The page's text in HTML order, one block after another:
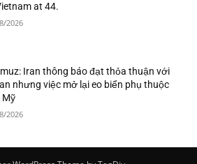
at 44.
2026
Iran thông báo đạt thỏa thuận với
nhưng việc mở lại eo biển phụ thuộc
Mỹ
2026